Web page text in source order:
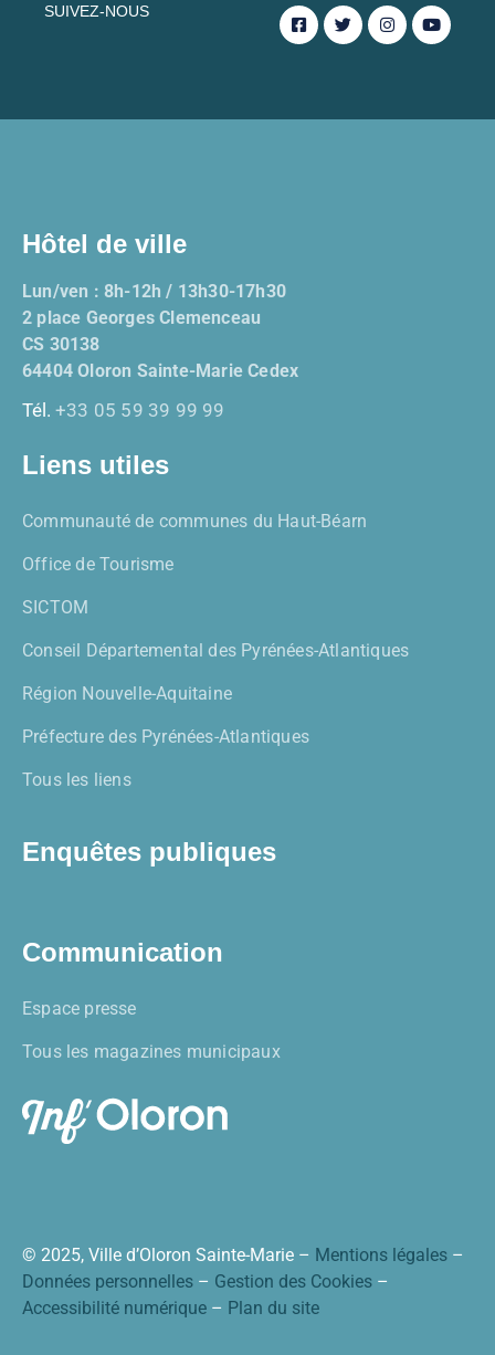
SUIVEZ-NOUS
Hôtel de ville
Lun/ven : 8h-12h / 13h30-17h30
2 place Georges Clemenceau
CS 30138
64404 Oloron Sainte-Marie Cedex
Tél. +33 05 59 39 99 99
Liens utiles
Communauté de communes du Haut-Béarn
Office de Tourisme
SICTOM
Conseil Départemental des Pyrénées-Atlantiques
Région Nouvelle-Aquitaine
Préfecture des Pyrénées-Atlantiques
Tous les liens
Enquêtes publiques
Communication
Espace presse
Tous les magazines municipaux
© 2025, Ville d’Oloron Sainte-Marie – Mentions légales –
Données personnelles – Gestion des Cookies –
Accessibilité numérique – Plan du site